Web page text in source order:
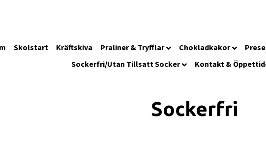
Skolstart Kräftskiva Praliner & Tryfflar Chokladkakor
Sockerfri/Utan Tillsatt Socker
Kontakt &
Sockerfri